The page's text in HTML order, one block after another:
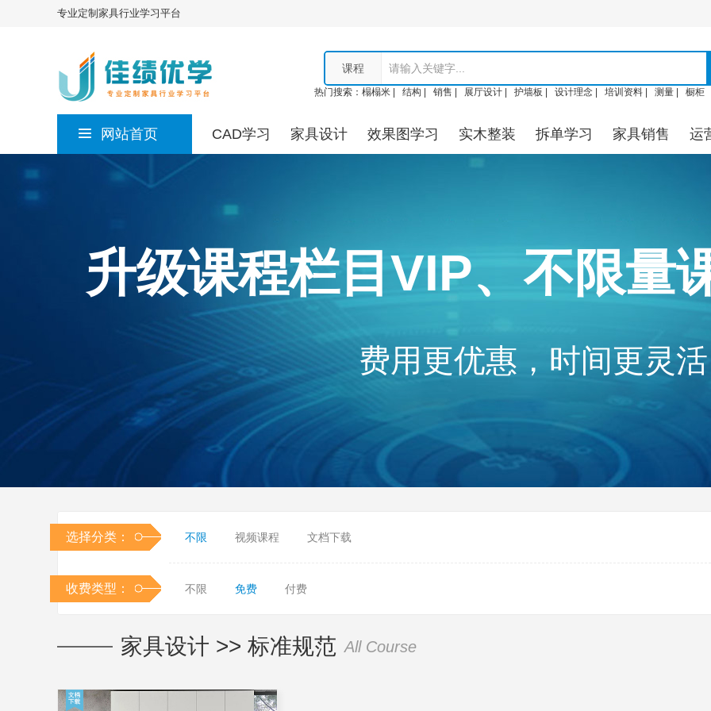
专业定制家具行业学习平台
课程
热门搜索： 榻榻米 | 结构 | 销售 | 展厅设计 | 护墙板 | 设计理念 | 培训资料 | 测量 | 橱柜
网站首页 CAD学习 家具设计 效果图学习 实木整装 拆单学习 家具销售 运
升级课程栏目VIP、不限量
费用更优惠，时间更灵活
选择分类： 不限 视频课程 文档下载
收费类型： 不限 免费 付费
家具设计 >> 标准规范 All Course